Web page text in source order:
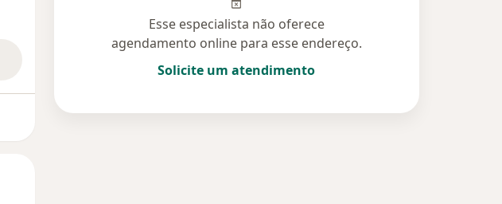
Esse especialista não oferece
agendamento online para esse endereço.
Solicite um atendimento